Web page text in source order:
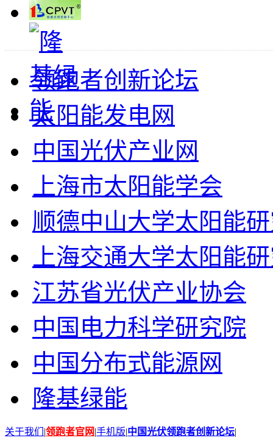
领跑者创新论坛
太阳能发电网
中国光伏产业网
上海市太阳能学会
顺德中山大学太阳能
上海交通大学太阳能
江苏省光伏产业协会
中国电力科学研究院
中国分布式能源网
隆基绿能
关于我们 |领跑者官网|手机版|中国光伏领跑者创新论坛|